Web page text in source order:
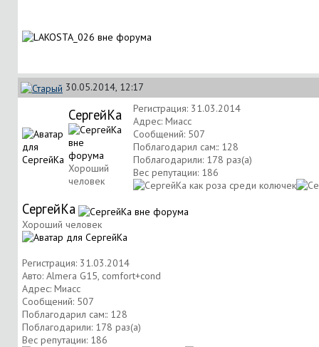
30.05.2014, 12:17
СергейКа
Хороший
человек
Регистрация: 31.03.2014
Адрес: Миасс
Сообщений: 507
Поблагодарил сам:: 128
Поблагодарили: 178 раз(а)
Вес репутации: 186
СергейКа
Хороший человек
Регистрация: 31.03.2014
Авто: Almera G15, comfort+cond
Адрес: Миасс
Сообщений: 507
Поблагодарил сам:: 128
Поблагодарили: 178 раз(а)
Вес репутации: 186